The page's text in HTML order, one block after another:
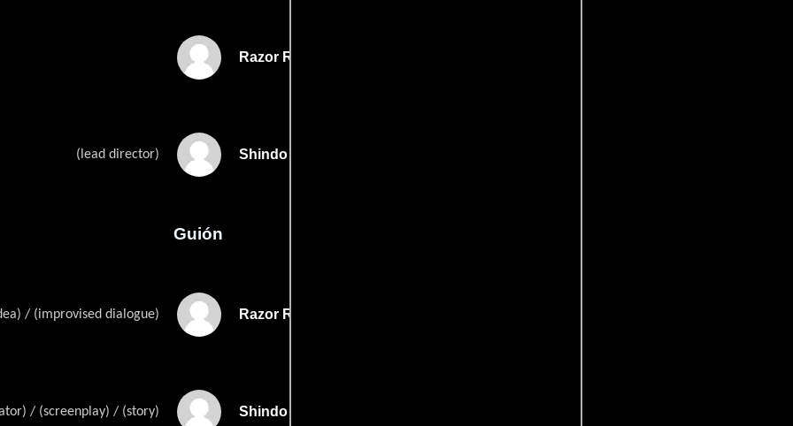
Razor Rizzotti
(lead director) Shindo Ki Rodriguez
Guión
/ (improvised dialogue) Razor Rizzottis
/ (screenplay) / (story) Shindo Ki Rodriguezs